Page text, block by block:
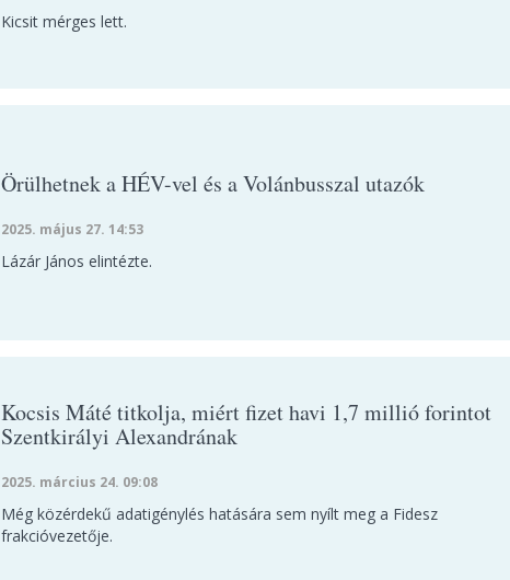
Kicsit mérges lett.
Örülhetnek a HÉV-vel és a Volánbusszal utazók
2025. május 27. 14:53
Lázár János elintézte.
Kocsis Máté titkolja, miért fizet havi 1,7 millió forintot
Szentkirályi Alexandrának
2025. március 24. 09:08
Még közérdekű adatigénylés hatására sem nyílt meg a Fidesz
frakcióvezetője.